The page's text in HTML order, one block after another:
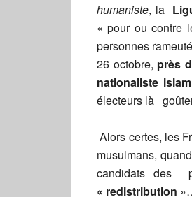
humaniste, la
« pour ou contre
personnes
26 octobre, près
nationaliste
électeurs là
Alors certes, les
musulmans,
candidats des
« redistribution